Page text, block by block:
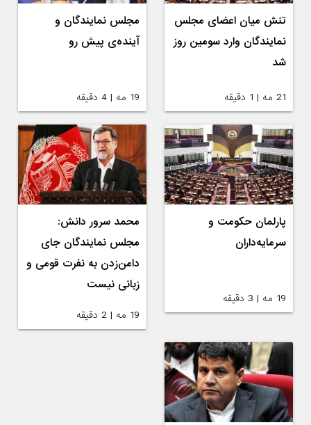
تنش میان اعضای مجلس
نمایندگان وارد سومین روز
شد
21 مه | 1 دقیقه
مجلس نمایندگان و
آینده‌ی پیش رو
19 مه | 4 دقیقه
پارلمان حکومت و
سرمایه‌داران
19 مه | 3 دقیقه
محمد سرور دانش:
مجلس نمایندگان جای
دامن‌زدن به نفرت قومی و
زبانی نیست
19 مه | 2 دقیقه